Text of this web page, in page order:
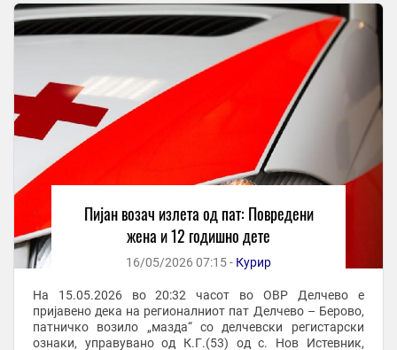
Пијан возач излета од пат: Повредени
жена и 12 годишно дете
16/05/2026 07:15 - Курир
На 15.05.2026 во 20:32 часот во ОВР Делчево е
пријавено дека на регионалниот пат Делчево – Берово,
патничко возило „мазда“ со делчевски регистарски
ознаки, управувано од К.Г.(53) од с. Нов Истевник,